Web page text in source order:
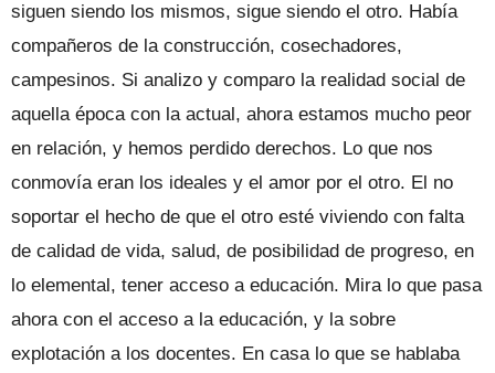
siguen siendo los mismos, sigue siendo el otro. Había
compañeros de la construcción, cosechadores,
campesinos. Si analizo y comparo la realidad social de
aquella época con la actual, ahora estamos mucho peor
en relación, y hemos perdido derechos. Lo que nos
conmovía eran los ideales y el amor por el otro. El no
soportar el hecho de que el otro esté viviendo con falta
de calidad de vida, salud, de posibilidad de progreso, en
lo elemental, tener acceso a educación. Mira lo que pasa
ahora con el acceso a la educación, y la sobre
explotación a los docentes. En casa lo que se hablaba